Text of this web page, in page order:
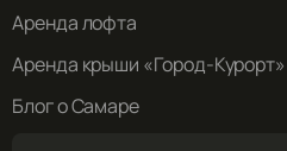
Аренда лофта
Аренда крыши «Город-Курорт»
Блог о Самаре